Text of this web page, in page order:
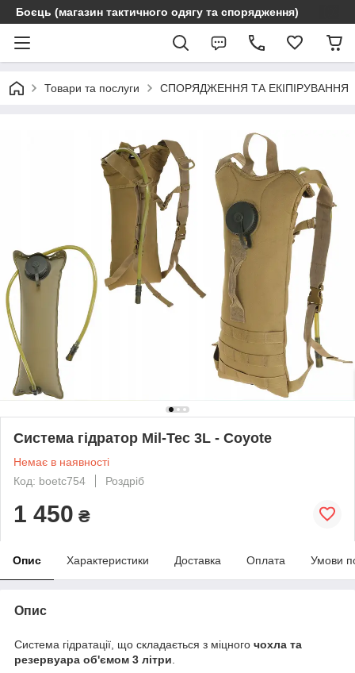
Боєць (магазин тактичного одягу та спорядження)
Товари та послуги СПОРЯДЖЕННЯ ТА ЕКІПІРУВАННЯ
Система гідратор Mil-Tec 3L - Coyote
Немає в наявності
Код: boetc754
Роздріб
1 450 ₴
Опис Характеристики Доставка Оплата Умови
Опис
Система гідратації, що складається з міцного чохла та
резервуара об'ємом 3 літри